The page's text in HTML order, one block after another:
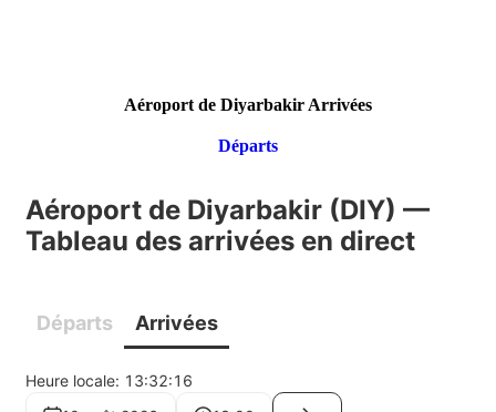
Aéroport de Diyarbakir Arrivées
Départs